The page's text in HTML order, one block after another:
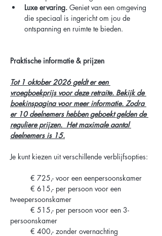
Luxe ervaring. Geniet van een omgeving
die speciaal is ingericht om jou de
ontspanning en ruimte te bieden.
Praktische informatie & prijzen
Tot 1 oktober 2026 geldt er een
vroegboekprijs voor deze retraite. Bekijk de
boekinspagina voor meer informatie. Zodra
er 10 deelnemers hebben geboekt gelden de
reguliere prijzen.  Het maximale aantal
deelnemers is 15.
Je kunt kiezen uit verschillende verblijfsopties:
	€ 725,- voor een eenpersoonskamer
tweepersoonskamer
persoonskamer
	€ 400,- zonder overnachting